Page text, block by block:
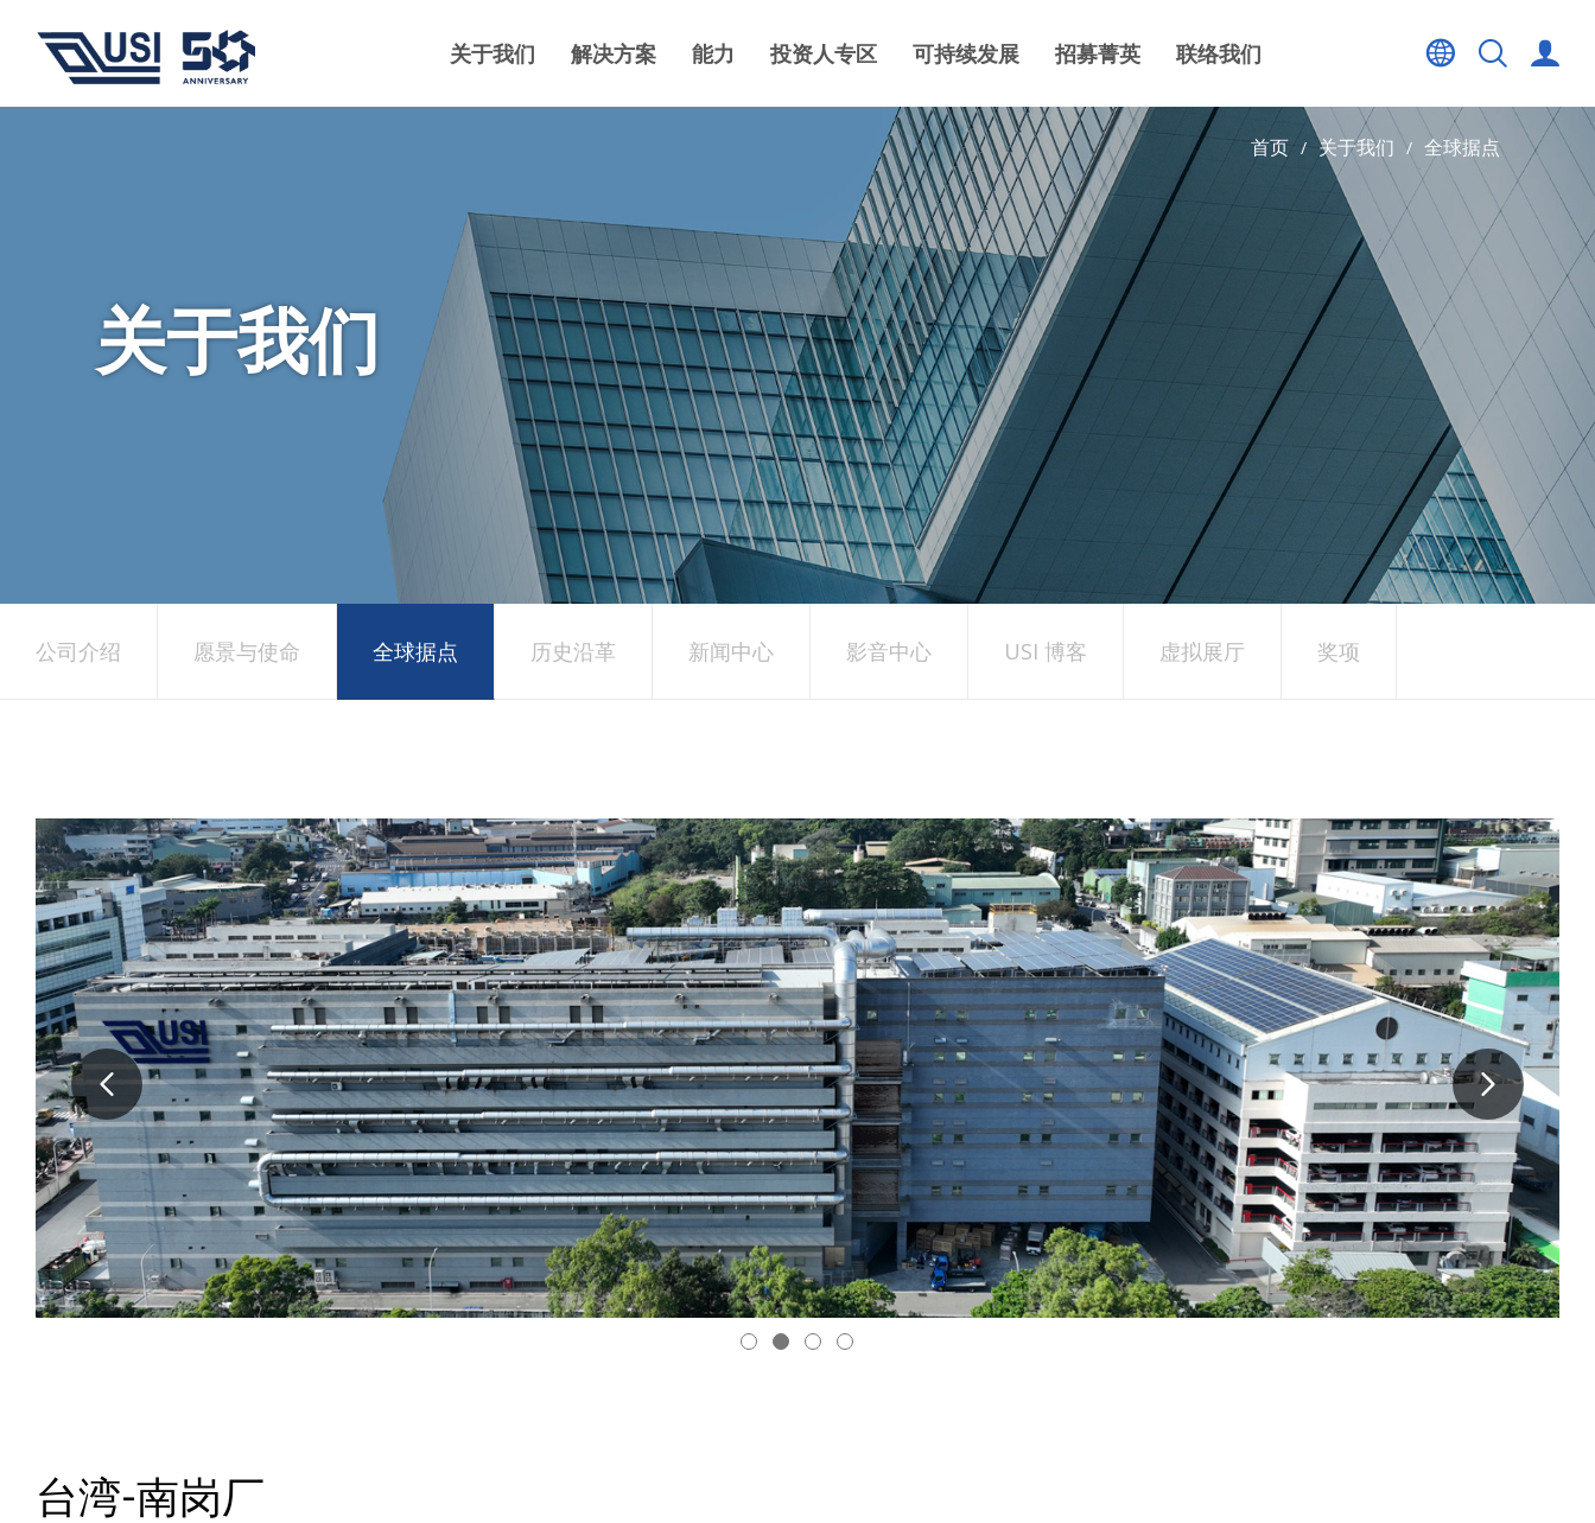
关于我们 解决方案 能力 投资人专区 可持续发展 招募菁英 联络我们
首页 关于我们 全球据点
关于我们
公司介绍 愿景与使命 全球据点 历史沿革 新闻中心 影音中心 USI 博客 虚拟展厅 奖项
台湾-南岗厂